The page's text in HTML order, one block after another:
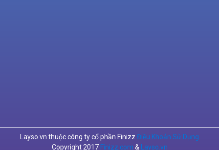
Layso.vn thuộc công ty cổ phần Finizz Điều Khoản Sử Dụng
Copyright 2017 Finizz.com & Layso.vn